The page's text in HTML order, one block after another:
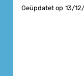
Geüpdatet op 13/